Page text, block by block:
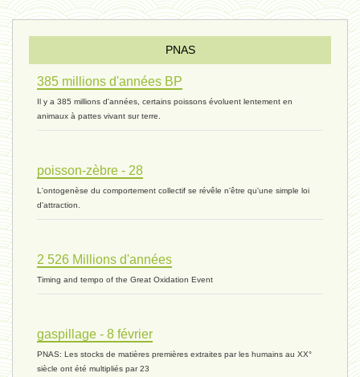
monogamie 03 - 21 novembre 2023 *
évolution 06 - 9 novembre 2023 *
vivant 07 - 22 octobre 2023 *
vivant 06 - 19 octobre 2023 *
PNAS
385 millions d'années BP
Il y a 385 millions d'années, certains poissons évoluent lentement en
animaux à pattes vivant sur terre.
poisson-zèbre - 28
L'ontogenèse du comportement collectif se révêle n'être qu'une simple loi
d'attraction.
2 526 Millions d'années
Timing and tempo of the Great Oxidation Event
gaspillage - 8 février
PNAS: Les stocks de matières premières extraites par les humains au XX°
siècle ont été multipliés par 23